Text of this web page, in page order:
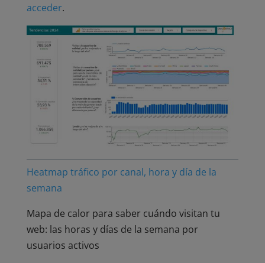
acceder.
Heatmap tráfico por canal, hora y día de la
semana
Mapa de calor para saber cuándo visitan tu
web: las horas y días de la semana por
usuarios activos